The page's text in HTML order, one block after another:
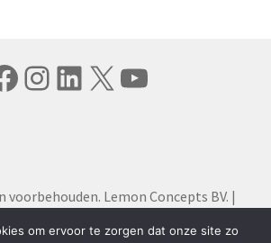
Instagram
LinkedIn
X YouTube
Lemon Concepts BV. |
om ervoor te zorgen dat onze site zo